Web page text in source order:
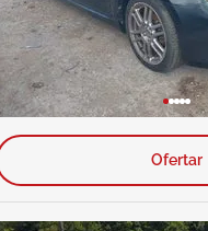
Ofertar